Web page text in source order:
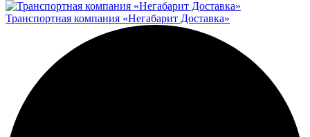
Транспортная компания «Негабарит Доставка»